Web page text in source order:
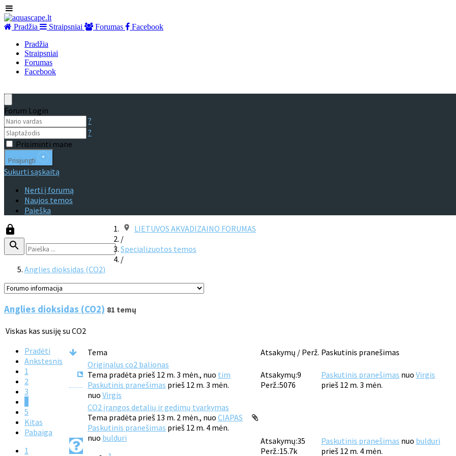
Pradžia Straipsniai Forumas
Facebook
Pradžia
Straipsniai
Forumas
Facebook
Forum Login
?
?
Prisiminti mane
Prisijungti
Sukurti sąskaitą
Nerti į forumą
Naujos temos
Paieška
LIETUVOS AKVADIZAINO FORUMAS
/
Specializuotos temos
/
Anglies dioksidas (CO2)
Anglies dioksidas (CO2) 81 temų
Viskas kas susiję su CO2
Pradėti
Ankstesnis
1
2
3
5
Kitas
Pabaiga
1
Tema Atsakymų / Perž. Paskutinis pranešimas
Originalus co2 balionas
Tema pradėta prieš 12 m. 3 mėn., nuo tim
Paskutinis pranešimas prieš 12 m. 3 mėn.
nuo Virgis
Atsakymų:9
Perž.:5076
Paskutinis pranešimas nuo Virgis
prieš 12 m. 3 mėn.
CO2 įrangos detalių ir gedimų tvarkymas
Tema pradėta prieš 13 m. 2 mėn., nuo CIAPAS
Paskutinis pranešimas prieš 12 m. 4 mėn.
nuo bulduri
Atsakymų:35
Perž.:15.7k
Paskutinis pranešimas nuo bulduri
prieš 12 m. 4 mėn.